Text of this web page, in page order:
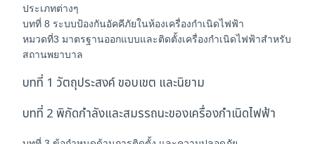
ประเภทต่างๆ
บทที่ 8 ระบบป้องกันอัคคีภัยในห้องเครื่องกำเนิดไฟฟ้า
หมวดที่3 มาตรฐานออกแบบและติดตั้งเครื่องกำเนิดไฟฟ้าสำหรับ
สถานพยาบาล
บทที่ 1 วัตถุประสงค์ ขอบเขต และนิยาม
บทที่ 2 พิกัดกำลังและสมรรถนะของเครื่องกำเนิดไฟฟ้า